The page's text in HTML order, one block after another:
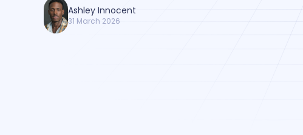
Ashley Innocent
31 March 2026